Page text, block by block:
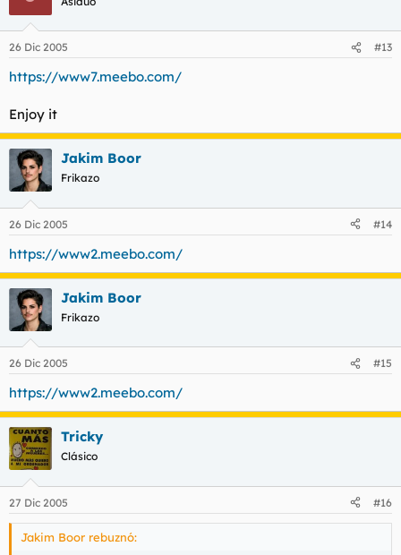
26 Dic 2005 #13
https://www7.meebo.com/
Enjoy it
Jakim Boor
Frikazo
26 Dic 2005 #14
https://www2.meebo.com/
Jakim Boor
Frikazo
26 Dic 2005 #15
https://www2.meebo.com/
Tricky
Clásico
27 Dic 2005 #16
Jakim Boor rebuznó: